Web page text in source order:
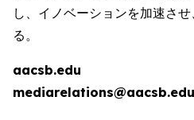
し、イノベーションを加速さ
る。
aacsb.edu
mediarelations@aacsb.edu